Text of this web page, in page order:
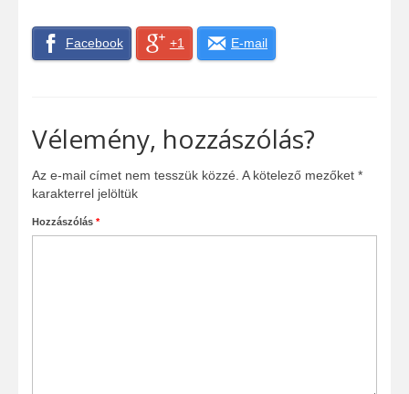
Facebook +1 E-mail
Vélemény, hozzászólás?
Az e-mail címet nem tesszük közzé. A kötelező mezőket *
karakterrel jelöltük
Hozzászólás *